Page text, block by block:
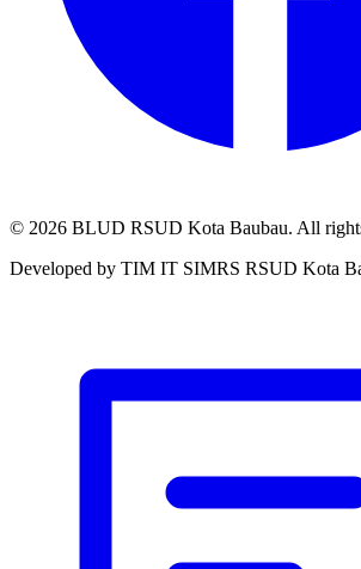
© 2026 BLUD RSUD Kota Baubau. All
Developed by TIM IT SIMRS RSUD Kota